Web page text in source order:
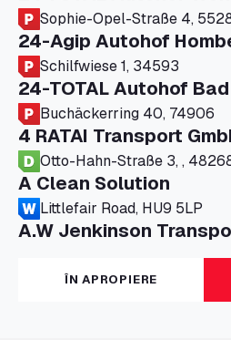
Sophie-Opel-Straße 4,
24-Agip Autohof
Schilfwiese 1, 34593
24-TOTAL Autohof
Buchäckerring 40, 74906
4 RATAI Transport
Otto-Hahn-Straße 3, ,
A Clean Solution
Littlefair Road, HU9 5LP
A.W Jenkinson
Progress House, ME11
A+G Nettetal - Depot
Am Panneschopp 7, 41334
ÎN APROPIERE